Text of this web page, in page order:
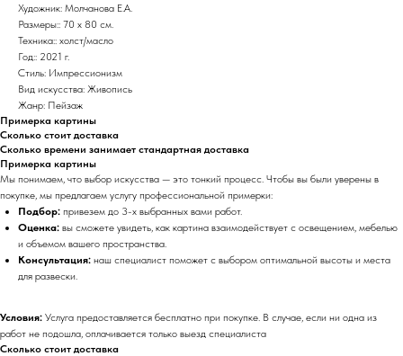
Художник: Молчанова Е.А.
Размеры:: 70 x 80 см.
Техника:: холст/масло
Год:: 2021 г.
Стиль: Импрессионизм
Вид искусства: Живопись
Жанр: Пейзаж
Примерка картины
Сколько стоит доставка
Сколько времени занимает стандартная доставка
Примерка картины
Мы понимаем, что выбор искусства — это тонкий процесс. Чтобы вы были уверены в
покупке, мы предлагаем услугу профессиональной примерки:
Подбор: привезем до 3-х выбранных вами работ.
Оценка: вы сможете увидеть, как картина взаимодействует с освещением, мебелью
и объемом вашего пространства.
Консультация: наш специалист поможет с выбором оптимальной высоты и места
для развески.
Условия: Услуга предоставляется бесплатно при покупке. В случае, если ни одна из
работ не подошла, оплачивается только выезд специалиста
Сколько стоит доставка